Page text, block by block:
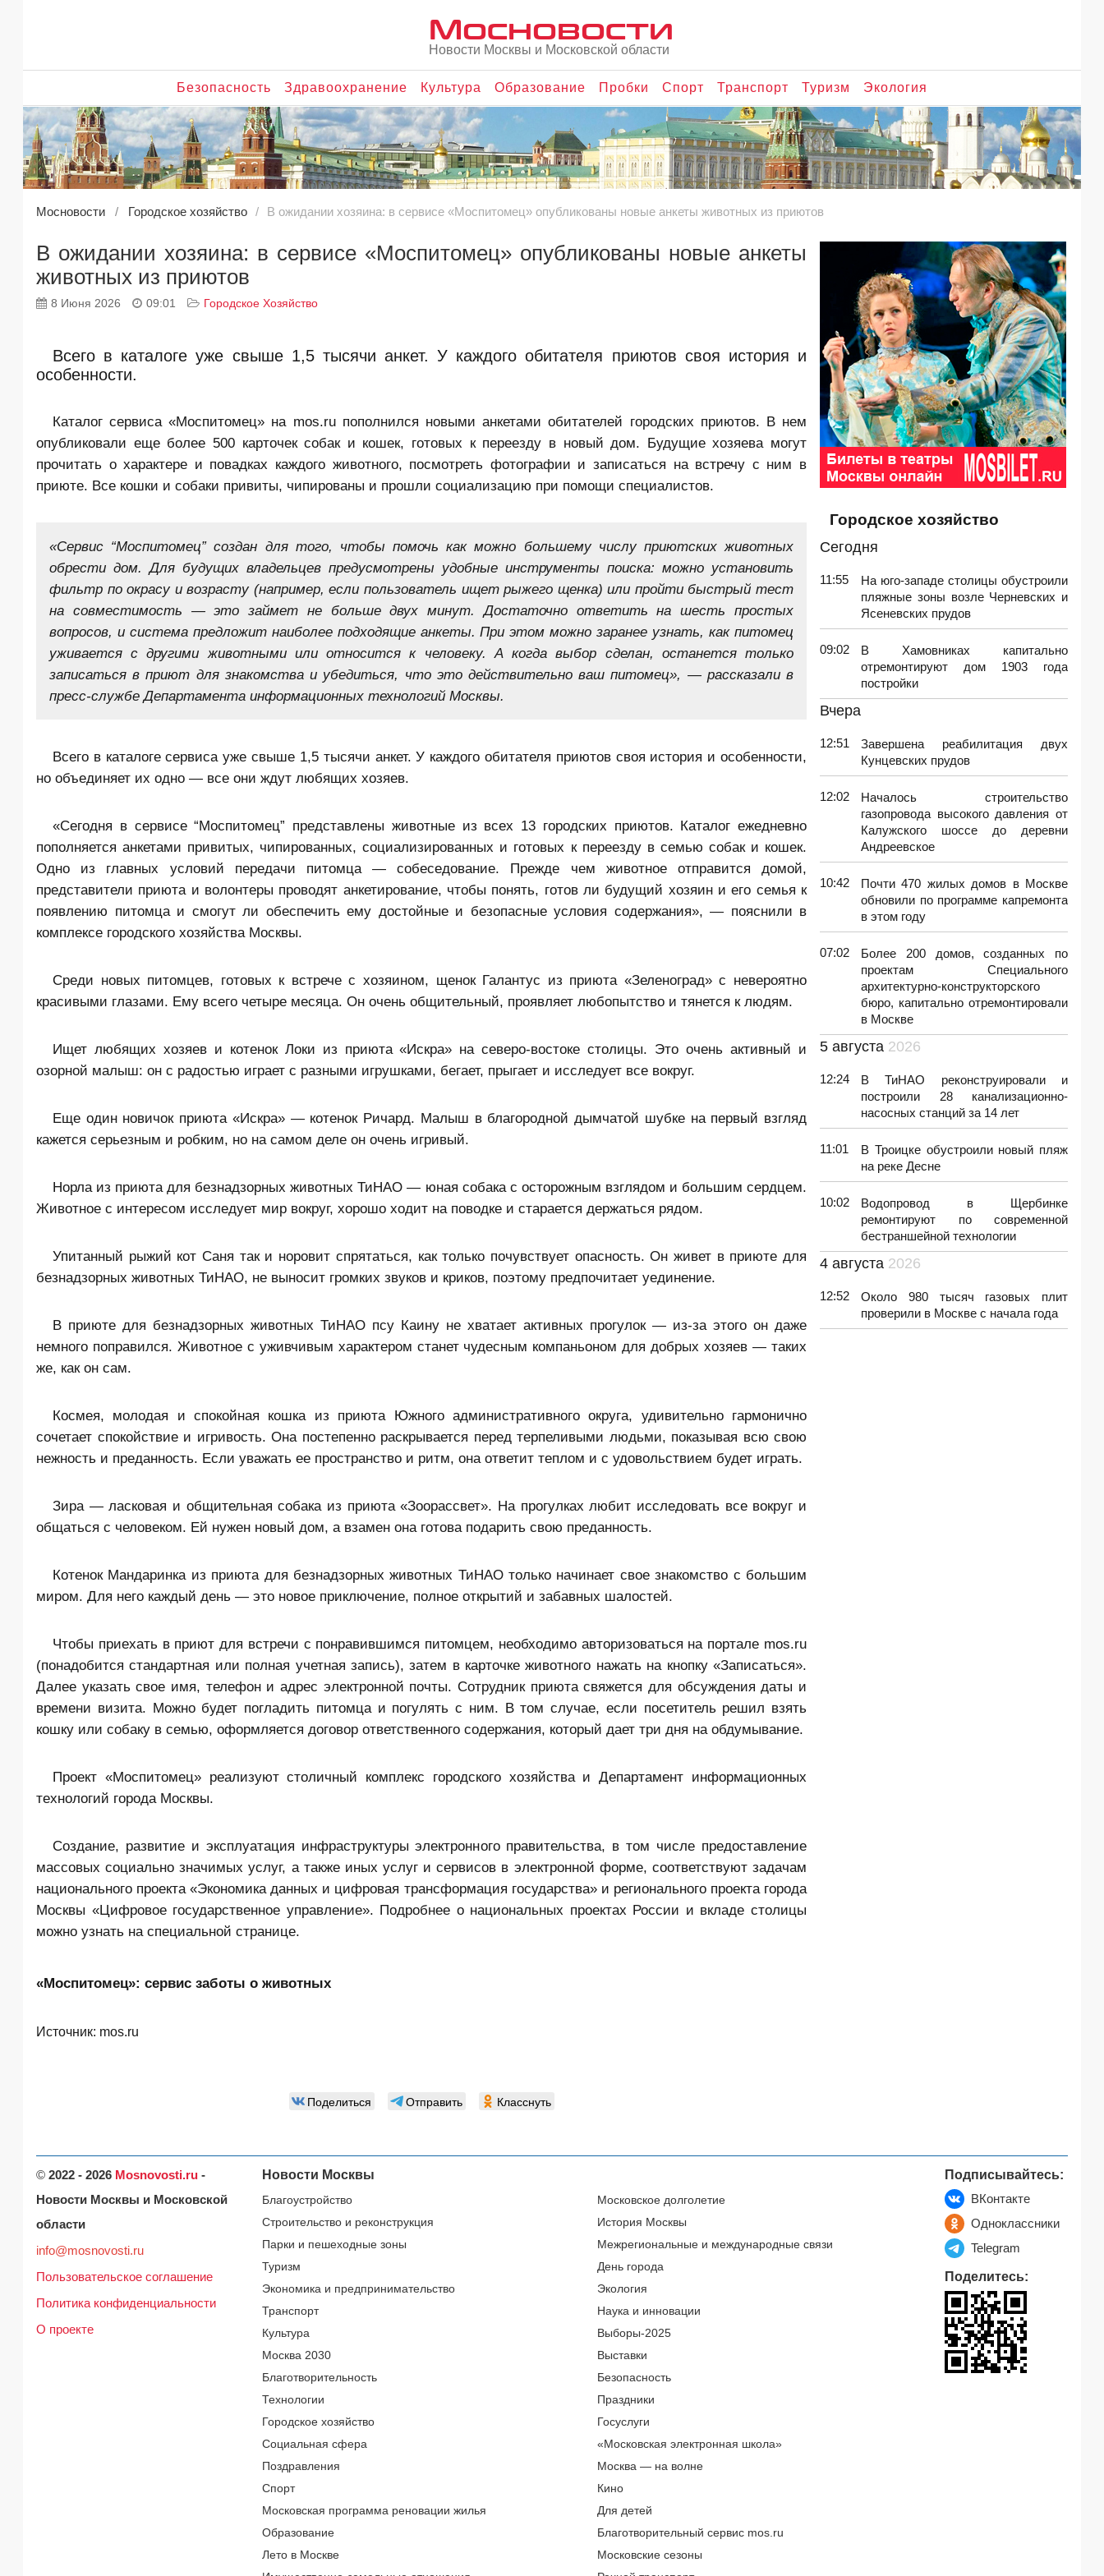
Мосновости
Новости Москвы и Московской области
Безопасность Здравоохранение Культура Образование Пробки Спорт Транспорт Туризм Экология
Мосновости Городское хозяйство В ожидании хозяина: в сервисе «Моспитомец» опубликованы новые анкеты животных из приютов
В ожидании хозяина: в сервисе «Моспитомец» опубликованы новые анкеты
животных из приютов
8 Июня 2026 09:01 Городское Хозяйство
Всего в каталоге уже свыше 1,5 тысячи анкет. У каждого обитателя приютов своя история и
особенности.
Каталог сервиса «Моспитомец» на mos.ru пополнился новыми анкетами обитателей городских приютов. В нем
опубликовали еще более 500 карточек собак и кошек, готовых к переезду в новый дом. Будущие хозяева могут
прочитать о характере и повадках каждого животного, посмотреть фотографии и записаться на встречу с ним в
приюте. Все кошки и собаки привиты, чипированы и прошли социализацию при помощи специалистов.
«Сервис “Моспитомец” создан для того, чтобы помочь как можно большему числу приютских животных
обрести дом. Для будущих владельцев предусмотрены удобные инструменты поиска: можно установить
фильтр по окрасу и возрасту (например, если пользователь ищет рыжего щенка) или пройти быстрый тест
на совместимость — это займет не больше двух минут. Достаточно ответить на шесть простых
вопросов, и система предложит наиболее подходящие анкеты. При этом можно заранее узнать, как питомец
уживается с другими животными или относится к человеку. А когда выбор сделан, останется только
записаться в приют для знакомства и убедиться, что это действительно ваш питомец», — рассказали в
пресс-службе Департамента информационных технологий Москвы.
Всего в каталоге сервиса уже свыше 1,5 тысячи анкет. У каждого обитателя приютов своя история и особенности,
но объединяет их одно — все они ждут любящих хозяев.
«Сегодня в сервисе “Моспитомец” представлены животные из всех 13 городских приютов. Каталог ежедневно
пополняется анкетами привитых, чипированных, социализированных и готовых к переезду в семью собак и кошек.
Одно из главных условий передачи питомца — собеседование. Прежде чем животное отправится домой,
представители приюта и волонтеры проводят анкетирование, чтобы понять, готов ли будущий хозяин и его семья к
появлению питомца и смогут ли обеспечить ему достойные и безопасные условия содержания», — пояснили в
комплексе городского хозяйства Москвы.
Среди новых питомцев, готовых к встрече с хозяином, щенок Галантус из приюта «Зеленоград» с невероятно
красивыми глазами. Ему всего четыре месяца. Он очень общительный, проявляет любопытство и тянется к людям.
Ищет любящих хозяев и котенок Локи из приюта «Искра» на северо-востоке столицы. Это очень активный и
озорной малыш: он с радостью играет с разными игрушками, бегает, прыгает и исследует все вокруг.
Еще один новичок приюта «Искра» — котенок Ричард. Малыш в благородной дымчатой шубке на первый взгляд
кажется серьезным и робким, но на самом деле он очень игривый.
Норла из приюта для безнадзорных животных ТиНАО — юная собака с осторожным взглядом и большим сердцем.
Животное с интересом исследует мир вокруг, хорошо ходит на поводке и старается держаться рядом.
Упитанный рыжий кот Саня так и норовит спрятаться, как только почувствует опасность. Он живет в приюте для
безнадзорных животных ТиНАО, не выносит громких звуков и криков, поэтому предпочитает уединение.
В приюте для безнадзорных животных ТиНАО псу Каину не хватает активных прогулок — из‑за этого он даже
немного поправился. Животное с уживчивым характером станет чудесным компаньоном для добрых хозяев — таких
же, как он сам.
Космея, молодая и спокойная кошка из приюта Южного административного округа, удивительно гармонично
сочетает спокойствие и игривость. Она постепенно раскрывается перед терпеливыми людьми, показывая всю свою
нежность и преданность. Если уважать ее пространство и ритм, она ответит теплом и с удовольствием будет играть.
Зира — ласковая и общительная собака из приюта «Зоорассвет». На прогулках любит исследовать все вокруг и
общаться с человеком. Ей нужен новый дом, а взамен она готова подарить свою преданность.
Котенок Мандаринка из приюта для безнадзорных животных ТиНАО только начинает свое знакомство с большим
миром. Для него каждый день — это новое приключение, полное открытий и забавных шалостей.
Чтобы приехать в приют для встречи с понравившимся питомцем, необходимо авторизоваться на портале mos.ru
(понадобится стандартная или полная учетная запись), затем в карточке животного нажать на кнопку «Записаться».
Далее указать свое имя, телефон и адрес электронной почты. Сотрудник приюта свяжется для обсуждения даты и
времени визита. Можно будет погладить питомца и погулять с ним. В том случае, если посетитель решил взять
кошку или собаку в семью, оформляется договор ответственного содержания, который дает три дня на обдумывание.
Проект «Моспитомец» реализуют столичный комплекс городского хозяйства и Департамент информационных
технологий города Москвы.
Создание, развитие и эксплуатация инфраструктуры электронного правительства, в том числе предоставление
массовых социально значимых услуг, а также иных услуг и сервисов в электронной форме, соответствуют задачам
национального проекта «Экономика данных и цифровая трансформация государства» и регионального проекта города
Москвы «Цифровое государственное управление». Подробнее о национальных проектах России и вкладе столицы
можно узнать на специальной странице.
«Моспитомец»: сервис заботы о животных
Источник: mos.ru
Поделиться Отправить Класснуть
Городское хозяйство
Сегодня
11:55
На юго-западе столицы обустроили
пляжные зоны возле Черневских и
Ясеневских прудов
09:02
В Хамовниках капитально
отремонтируют дом 1903 года
постройки
Вчера
12:51
Завершена реабилитация двух
Кунцевских прудов
12:02
Началось строительство
газопровода высокого давления от
Калужского шоссе до деревни
Андреевское
10:42
Почти 470 жилых домов в Москве
обновили по программе капремонта
в этом году
07:02
Более 200 домов, созданных по
проектам Специального
архитектурно-конструкторского
бюро, капитально отремонтировали
в Москве
5 августа 2026
12:24
В ТиНАО реконструировали и
построили 28 канализационно-
насосных станций за 14 лет
11:01
В Троицке обустроили новый пляж
на реке Десне
10:02
Водопровод в Щербинке
ремонтируют по современной
бестраншейной технологии
4 августа 2026
12:52
Около 980 тысяч газовых плит
проверили в Москве с начала года
© 2022 - 2026 Mosnovosti.ru -
Новости Москвы и Московской
области
info@mosnovosti.ru
Пользовательское соглашение
Политика конфиденциальности
О проекте
Новости Москвы
Благоустройство
Строительство и реконструкция
Парки и пешеходные зоны
Туризм
Экономика и предпринимательство
Транспорт
Культура
Москва 2030
Благотворительность
Технологии
Городское хозяйство
Социальная сфера
Поздравления
Спорт
Московская программа реновации жилья
Образование
Лето в Москве
Московское долголетие
История Москвы
Межрегиональные и международные связи
День города
Экология
Наука и инновации
Выборы-2025
Выставки
Безопасность
Праздники
Госуслуги
«Московская электронная школа»
Москва — на волне
Кино
Для детей
Благотворительный сервис mos.ru
Московские сезоны
Подписывайтесь:
ВКонтакте
Одноклассники
Telegram
Поделитесь: